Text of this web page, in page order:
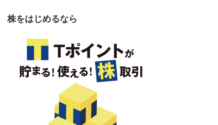
株をはじめるなら